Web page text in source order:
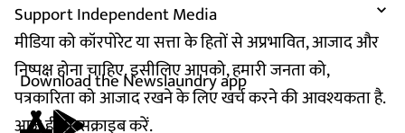
Support Independent Media
मीडिया को कॉरपोरेट या सत्ता के हितों से अप्रभावित, आजाद और
निष्पक्ष होना चाहिए. इसीलिए आपको, हमारी जनता को,
पत्रकारिता को आजाद रखने के लिए खर्च करने की आवश्यकता है.
आज ही सब्सक्राइब करें.
Download the Newslaundry app